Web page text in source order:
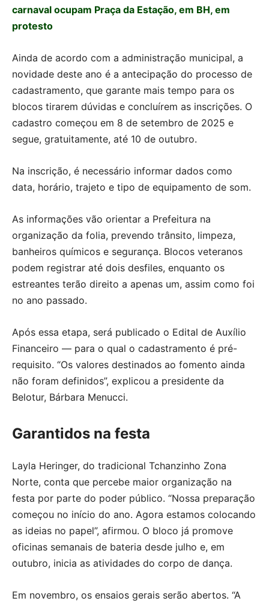
carnaval ocupam Praça da Estação, em BH, em
protesto
Ainda de acordo com a administração municipal, a
novidade deste ano é a antecipação do processo de
cadastramento, que garante mais tempo para os
blocos tirarem dúvidas e concluírem as inscrições. O
cadastro começou em 8 de setembro de 2025 e
segue, gratuitamente, até 10 de outubro.
Na inscrição, é necessário informar dados como
data, horário, trajeto e tipo de equipamento de som.
As informações vão orientar a Prefeitura na
organização da folia, prevendo trânsito, limpeza,
banheiros químicos e segurança. Blocos veteranos
podem registrar até dois desfiles, enquanto os
estreantes terão direito a apenas um, assim como foi
no ano passado.
Após essa etapa, será publicado o Edital de Auxílio
Financeiro — para o qual o cadastramento é pré-
requisito. “Os valores destinados ao fomento ainda
não foram definidos”, explicou a presidente da
Belotur, Bárbara Menucci.
Garantidos na festa
Layla Heringer, do tradicional Tchanzinho Zona
Norte, conta que percebe maior organização na
festa por parte do poder público. “Nossa preparação
começou no início do ano. Agora estamos colocando
as ideias no papel”, afirmou. O bloco já promove
oficinas semanais de bateria desde julho e, em
outubro, inicia as atividades do corpo de dança.
Em novembro, os ensaios gerais serão abertos. “A